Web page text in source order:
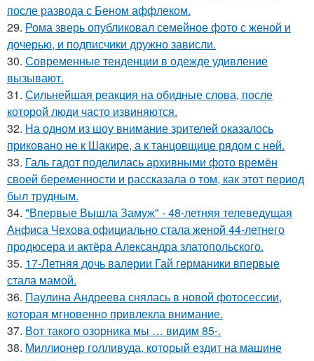
после развода с Беном аффлеком.
29. Рома зверь опубликовал семейное фото с женой и
дочерью, и подписчики дружно зависли.
30. Современные тенденции в одежде удивление
вызывают.
31. Сильнейшая реакция на обидные слова, после
которой люди часто извиняются.
32. На одном из шоу внимание зрителей оказалось
приковано не к Шакире, а к танцовщице рядом с ней.
33. Галь гадот поделилась архивными фото времён
своей беременности и рассказала о том, как этот период
был трудным.
34. "Впервые Вышла Замуж" - 48-летняя телеведущая
Анфиса Чехова официально стала женой 44-летнего
продюсера и актёра Александра златопольского.
35. 17-Летняя дочь валерии Гай германики впервые
стала мамой.
36. Паулина Андреева снялась в новой фотосессии,
которая мгновенно привлекла внимание.
37. Вот такого озорника мы … видим 85-.
38. Миллионер голливуда, который ездит на машине